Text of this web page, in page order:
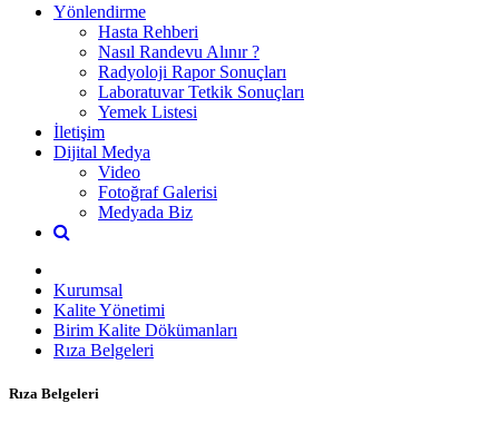
Yönlendirme
Hasta Rehberi
Nasıl Randevu Alınır ?
Radyoloji Rapor Sonuçları
Laboratuvar Tetkik Sonuçları
Yemek Listesi
İletişim
Dijital Medya
Video
Fotoğraf Galerisi
Medyada Biz
Kurumsal
Kalite Yönetimi
Birim Kalite Dökümanları
Rıza Belgeleri
Rıza Belgeleri